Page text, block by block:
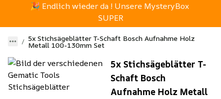
🎉 Endlich wieder da ! Unsere MysteryBox
SUPER
5x Stichsägeblätter T-Schaft Bosch Aufnahme Holz
Metall 100-130mm Set
5x Stichsägeblätter T-
Schaft Bosch
Aufnahme Holz Metall